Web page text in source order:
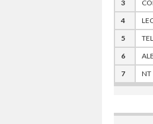
3
4
5
6
7
NT